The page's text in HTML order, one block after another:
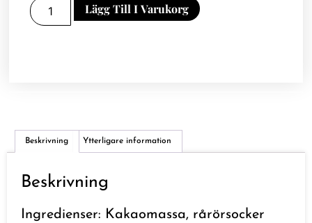
Lägg Till I Varukorg
Beskrivning Ytterligare information
Beskrivning
Ingredienser: Kakaomassa, rårörsocker